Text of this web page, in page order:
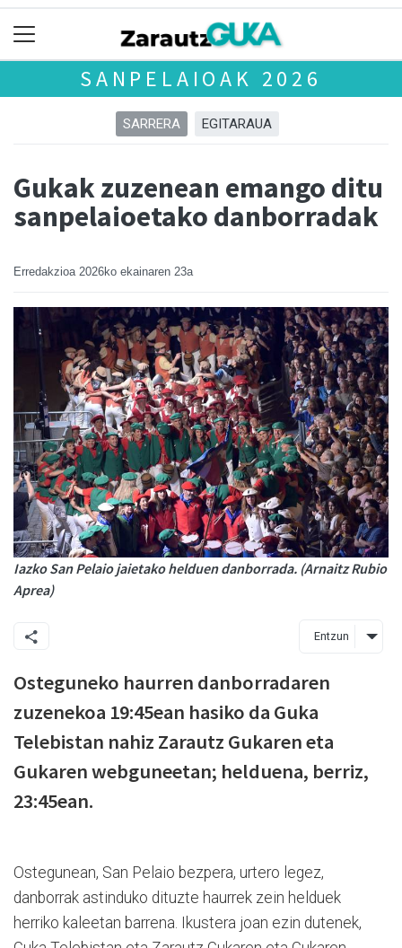
SANPELAIOAK 2026
SARRERA EGITARAUA
Gukak zuzenean emango ditu
sanpelaioetako danborradak
Erredakzioa 2026ko ekainaren 23a
Iazko San Pelaio jaietako helduen danborrada. (Arnaitz Rubio
Aprea)
Entzun
Osteguneko haurren danborradaren
zuzenekoa 19:45ean hasiko da Guka
Telebistan nahiz Zarautz Gukaren eta
Gukaren webguneetan; helduena, berriz,
23:45ean.
Ostegunean, San Pelaio bezpera, urtero legez,
danborrak astinduko dituzte haurrek zein helduek
herriko kaleetan barrena. Ikustera joan ezin dutenek,